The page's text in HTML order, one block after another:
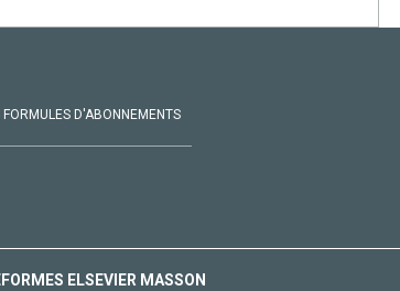
FORMULES D'ABONNEMENTS
ELSEVIER MASSON